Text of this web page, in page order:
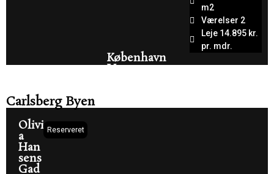
m2
Værelser 2
Leje 14.895 kr.
pr. mdr.
Carlsberg Byen
Olivi
a
Han
sens
Gad
Reserveret
København
V